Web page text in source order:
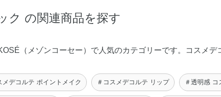
ク の関連商品を探す
（メゾンコーセー）で人気のカテゴリーです。コスメ
メデコルテ ポイントメイク ＃コスメデコルテ リップ ＃透明感 コ